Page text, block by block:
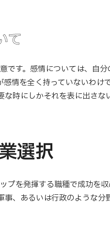
て
です。感情については、自
情を全く持っていないわけ
時にしかそれを表に出さな
選択
プを発揮する職種で成功を
、あるいは行政のような